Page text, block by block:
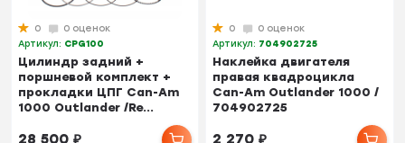
0
0 оценок
Артикул: CPG100
Цилиндр задний +
поршневой комплект +
прокладки ЦПГ Can-Am
1000 Outlander /Re...
28 500₽
0
0 оценок
Артикул: 704902725
Наклейка двигателя
правая квадроцикла
Can-Am Outlander 1000 /
704902725
2 270₽